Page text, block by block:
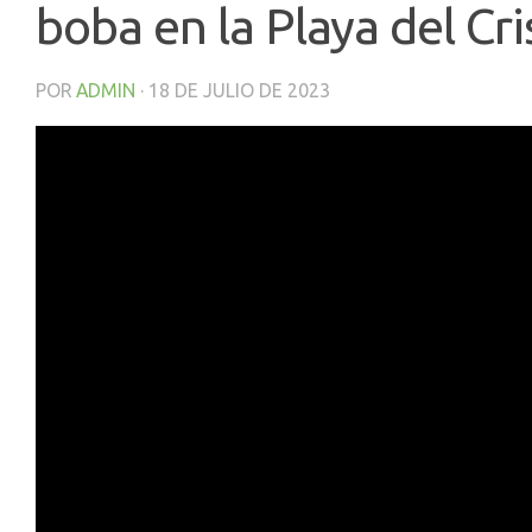
boba en la Playa del
POR ADMIN · 18 DE JULIO DE 2023